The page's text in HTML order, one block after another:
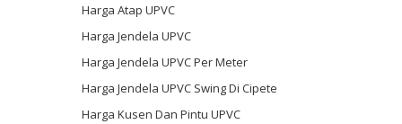
Harga Atap UPVC
Harga Jendela UPVC
Harga Jendela UPVC Per Meter
Harga Jendela UPVC Swing Di Cipete
Harga Kusen Dan Pintu UPVC